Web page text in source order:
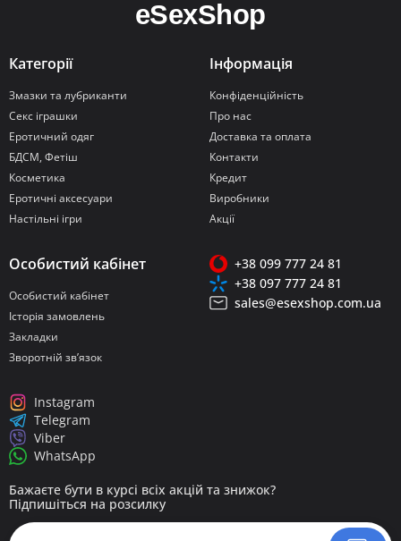
Категорії
Змазки та лубриканти
Секс іграшки
Еротичний одяг
БДСМ, Фетіш
Косметика
Еротичні аксесуари
Настільні ігри
Інформація
Конфіденційність
Про нас
Доставка та оплата
Контакти
Кредит
Виробники
Акції
Особистий кабінет
Особистий кабінет
Історія замовлень
Закладки
Зворотній зв’язок
Бажаєте бути в курсі всіх акцій та знижок?
Підпишіться на розсилку
+38 099 777 24 81
+38 097 777 24 81
sales@esexshop.com.ua
Instagram
Telegram
Viber
WhatsApp